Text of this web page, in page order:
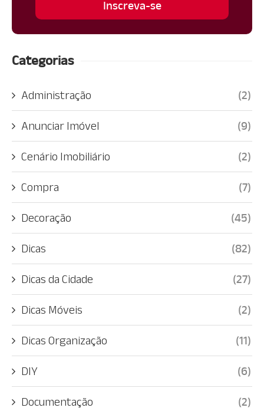
Categorias
Administração (2)
Anunciar Imóvel (9)
Cenário Imobiliário (2)
Compra (7)
Decoração (45)
Dicas (82)
Dicas da Cidade (27)
Dicas Móveis (2)
Dicas Organização (11)
DIY (6)
Documentação (2)